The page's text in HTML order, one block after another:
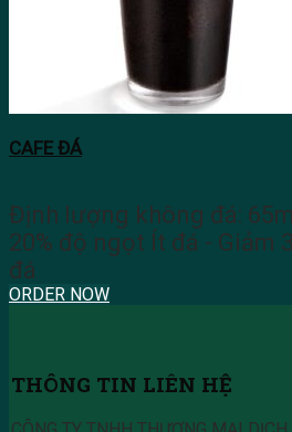
CAFE ĐÁ
Định lượng không đá:
20% độ ngọt Ít đá - Giảm
đá
ORDER NOW
THÔNG TIN LIÊN HỆ